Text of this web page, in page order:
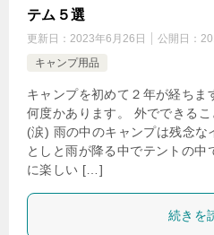
テム５選
更新日： 2023年6月26日 公開日：
キャンプ用品
キャンプを初めて２年が経ちま
何度かあります。 外でできる
(涙) 雨の中のキャンプは残念な
としと雨が降る中でテントの中
に楽しい […]
続きを